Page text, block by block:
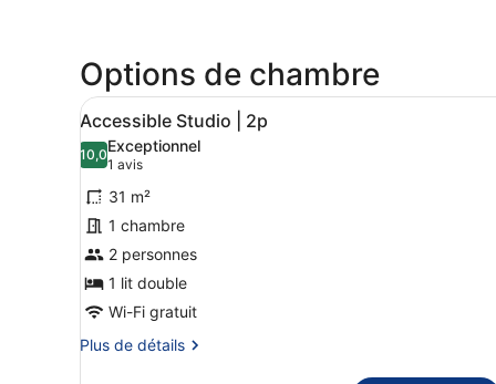
Options de chambre
Afficher
toutes
les
photos
pour
ce
type
de
chambre :
Accessible
Accessible Studio | 2p |
17
Accessible Studio | 2p
10,010,0 sur 10
Exceptionnel
1 avis
(1 avis)
31 m²
1 chambre
2 personnes
1 lit double
Wi-Fi gratuit
Plus de détails
Plus